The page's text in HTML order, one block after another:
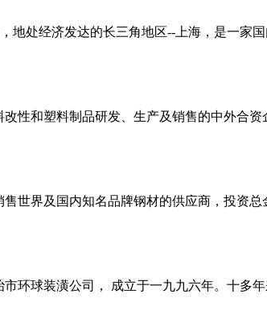
地处经济发达的长三角地区--上海，是一家
性和塑料制品研发、生产及销售的中外合
世界及国内知名品牌钢材的供应商，投资
环球装潢公司， 成立于一九九六年。十多